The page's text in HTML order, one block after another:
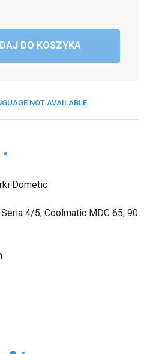
DO KOSZYKA
NOT AVAILABLE
Dometic
4/5, Coolmatic MDC 65, 90